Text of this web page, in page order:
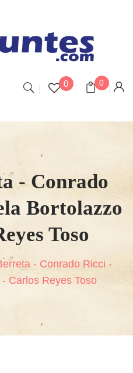
0 0
- Conrado
Bortolazzo
Toso
- Conrado Ricci -
Carlos Reyes Toso